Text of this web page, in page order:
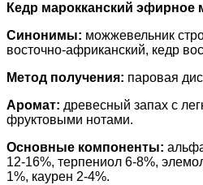
Кедр марокканский эфирное
Синонимы: можжевельник
восточно-африканский, кедр
Метод получения: паровая
Аромат: древесный запах с
фруктовыми нотами.
Основные компоненты:
12-16%, терпениол 6-8%,
1%, каурен 2-4%.